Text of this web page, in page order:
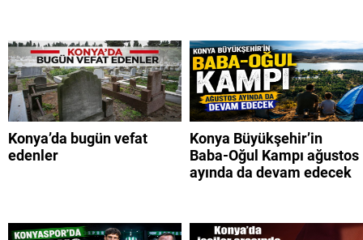
Konya’da bugün vefat
edenler
Konya Büyükşehir’in
Baba-Oğul Kampı ağustos
ayında da devam edecek